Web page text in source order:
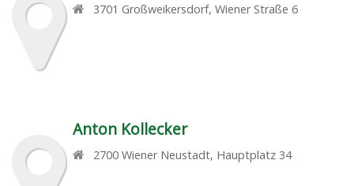
3701 Großweikersdorf,Wiener Straße 6
Anton Kollecker
2700 Wiener Neustadt, Hauptplatz 34